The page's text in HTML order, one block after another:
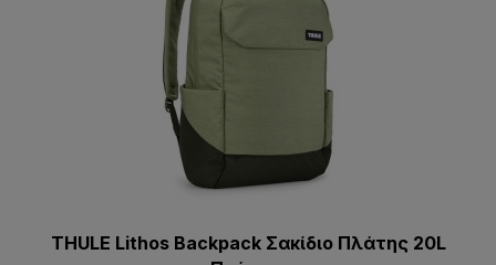
THULE Lithos Backpack Σακίδιο Πλάτης 20L